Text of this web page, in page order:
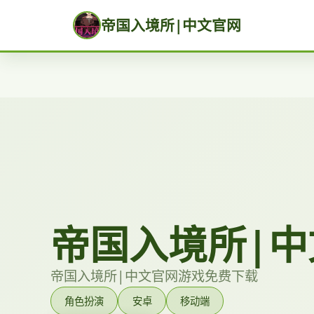
帝国入境所|中文官网
帝国入境所|
帝国入境所|中文官网游戏免费下载
角色扮演 安卓 移动端